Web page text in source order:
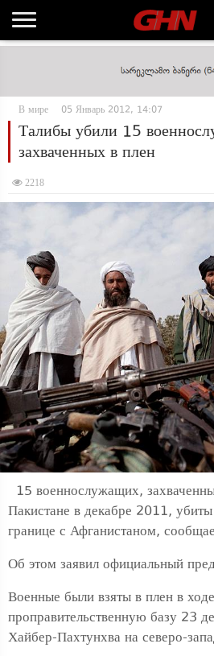
В мире 05 Январь 2012, 14:07
Талибы убили 15
захваченных в плен
2218
15 военнослужащих,
Пакистане в декабре 2011,
границе с Афганистаном,
Об этом заявил официальный
Военные были взяты в плен в
проправительственную базу 23
Хайбер-Пахтунхва на северо-